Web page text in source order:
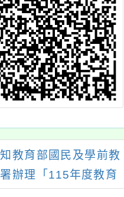
教育部國民及學前教
辦理「115年度教育